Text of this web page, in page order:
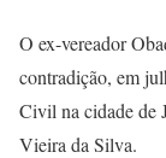
O ex-vereador
contradição, em
Civil na cidade de
Vieira da Silva.